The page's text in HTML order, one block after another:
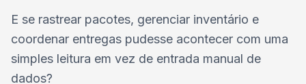
E se rastrear pacotes, gerenciar inventário e
coordenar entregas pudesse acontecer com uma
simples leitura em vez de entrada manual de
dados?